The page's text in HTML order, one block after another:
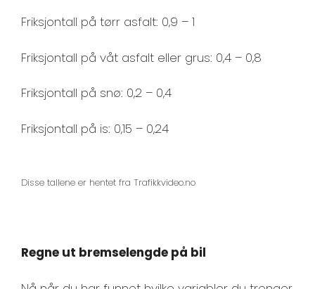
Friksjontall på tørr asfalt: 0,9 – 1
Friksjontall på våt asfalt eller grus: 0,4 – 0,8
Friksjontall på snø: 0,2 – 0,4
Friksjontall på is: 0,15 – 0,24
Disse tallene er hentet fra Trafikkvideo.no
Regne ut bremselengde på bil